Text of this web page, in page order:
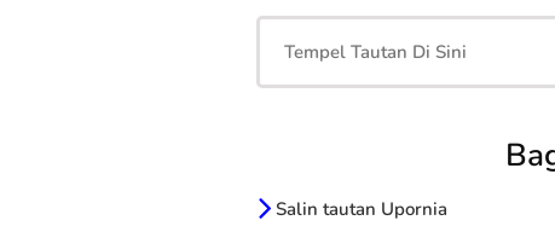
Salin tautan Upornia